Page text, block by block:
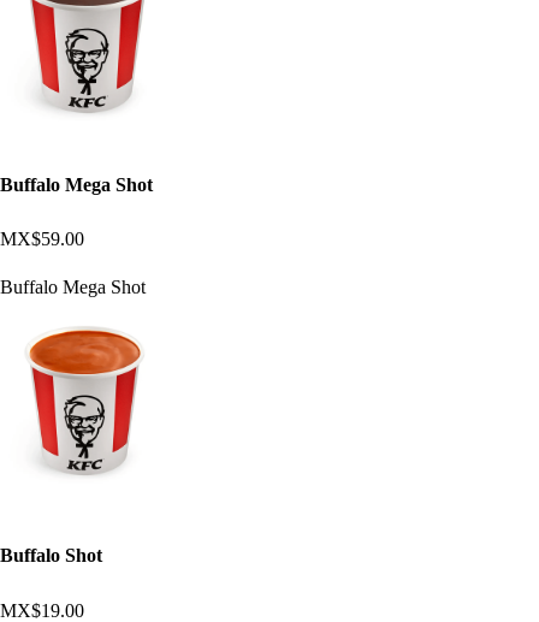
Buffalo Mega Shot
MX$59.00
Buffalo Mega Shot
Buffalo Shot
MX$19.00